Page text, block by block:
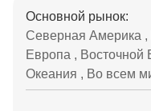
Основной рынок:
Северная Америка
Европа , Восточной
Океания , Во всем